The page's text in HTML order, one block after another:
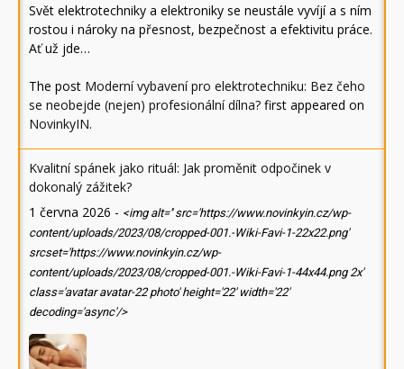
Svět elektrotechniky a elektroniky se neustále vyvíjí a s ním
rostou i nároky na přesnost, bezpečnost a efektivitu práce.
Ať už jde…
The post Moderní vybavení pro elektrotechniku: Bez čeho
se neobejde (nejen) profesionální dílna? first appeared on
NovinkyIN.
Kvalitní spánek jako rituál: Jak proměnit odpočinek v
dokonalý zážitek?
1 června 2026 - <img alt='' src='https://www.novinkyin.cz/wp-
content/uploads/2023/08/cropped-001.-Wiki-Favi-1-22x22.png'
srcset='https://www.novinkyin.cz/wp-
content/uploads/2023/08/cropped-001.-Wiki-Favi-1-44x44.png 2x'
class='avatar avatar-22 photo' height='22' width='22'
decoding='async'/>